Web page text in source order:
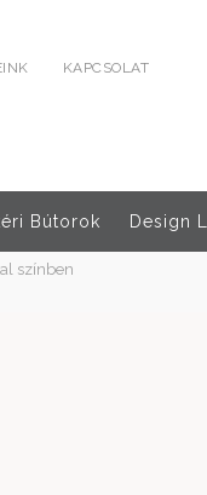
KAPCSOLAT
Bútorok Design
színben